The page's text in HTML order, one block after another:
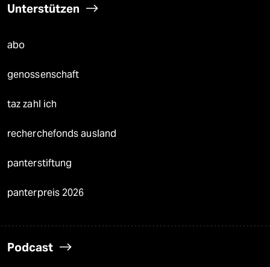
Unterstützen
abo
genossenschaft
taz zahl ich
recherchefonds ausland
panterstiftung
panterpreis 2026
Podcast